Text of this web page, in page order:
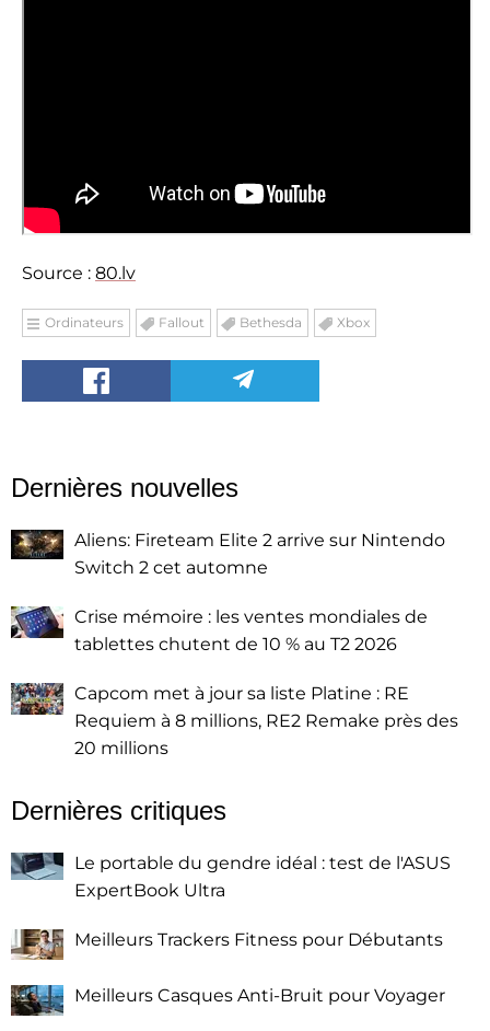
Source : 80.lv
Ordinateurs Fallout Bethesda Xbox
Dernières nouvelles
Aliens: Fireteam Elite 2 arrive sur Nintendo
Switch 2 cet automne
Crise mémoire : les ventes mondiales de
tablettes chutent de 10 % au T2 2026
Capcom met à jour sa liste Platine : RE
Requiem à 8 millions, RE2 Remake près des
20 millions
Dernières critiques
Le portable du gendre idéal : test de l'ASUS
ExpertBook Ultra
Meilleurs Trackers Fitness pour Débutants
Meilleurs Casques Anti-Bruit pour Voyager